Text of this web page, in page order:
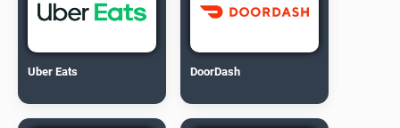
Uber Eats DoorDash